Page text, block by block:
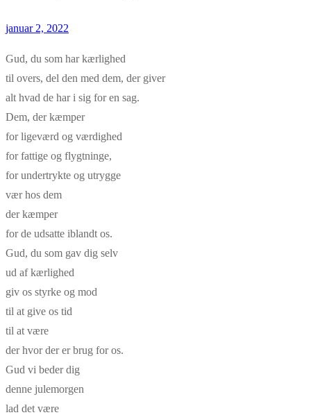
januar 2, 2022
Gud, du som har kærlighed
til overs, del den med dem, der giver
alt hvad de har i sig for en sag.
Dem, der kæmper
for ligeværd og værdighed
for fattige og flygtninge,
for undertrykte og utrygge
vær hos dem
der kæmper
for de udsatte iblandt os.
Gud, du som gav dig selv
ud af kærlighed
giv os styrke og mod
til at give os tid
til at være
der hvor der er brug for os.
Gud vi beder dig
denne julemorgen
lad det være